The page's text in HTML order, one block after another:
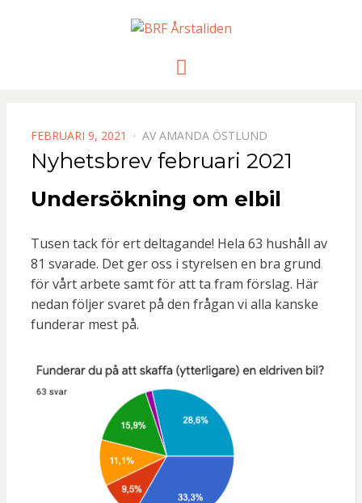
BRF
PUBLICERAD
DEN
FEBRUARI 9, 2021 AV AMANDA ÖSTLUND
Nyhetsbrev februari 2021
Undersökning om elbil
Tusen tack för ert deltagande! Hela 63 hushåll av
81 svarade. Det ger oss i styrelsen en bra grund
för vårt arbete samt för att ta fram förslag. Här
nedan följer svaret på den frågan vi alla kanske
funderar mest på.